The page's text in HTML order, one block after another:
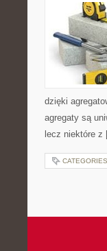
dzięki
agregaty są
lecz niektóre